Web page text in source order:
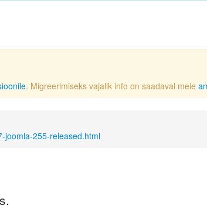
. Migreerimiseks vajalik info on saadaval meie
joomla-255-released.html